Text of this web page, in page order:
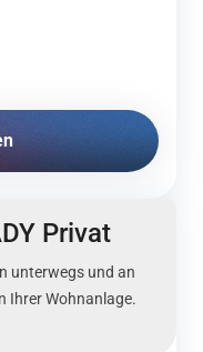
Privat
unterwegs und an
Ihrer Wohnanlage.